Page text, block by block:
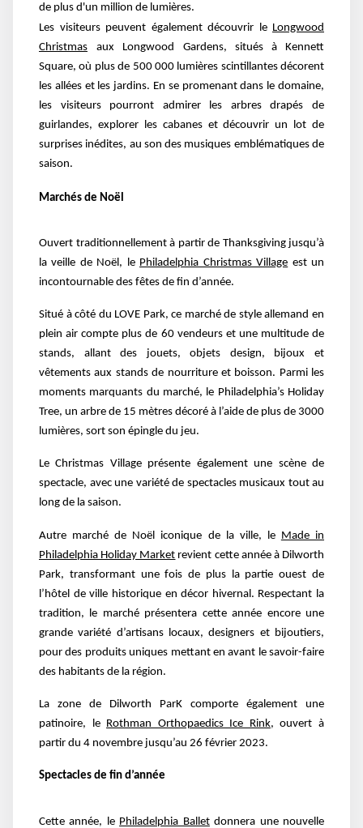
de plus d'un million de lumières.
Les visiteurs peuvent également découvrir le Longwood
Christmas
aux Longwood Gardens, situés à Kennett
Square, où plus de 500 000 lumières scintillantes décorent
les allées et les jardins. En se promenant dans le domaine,
les visiteurs pourront admirer les arbres drapés de
guirlandes, explorer les cabanes et découvrir un lot de
surprises inédites, au son des musiques emblématiques de
saison.
Marchés de Noël
Ouvert traditionnellement à partir de Thanksgiving jusqu’à
la veille de Noël, le Philadelphia Christmas Village est un
incontournable des fêtes de fin d’année.
Situé à côté du LOVE Park, ce marché de style allemand en
plein air compte plus de 60 vendeurs et une multitude de
stands, allant des jouets, objets design, bijoux et
vêtements aux stands de nourriture et boisson. Parmi les
moments marquants du marché, le Philadelphia’s Holiday
Tree, un arbre de 15 mètres décoré à l’aide de plus de 3000
lumières, sort son épingle du jeu.
Le Christmas Village présente également une scène de
spectacle, avec une variété de spectacles musicaux tout au
long de la saison.
Autre marché de Noël iconique de la ville, le Made in
Philadelphia Holiday Market revient cette année à Dilworth
Park, transformant une fois de plus la partie ouest de
l’hôtel de ville historique en décor hivernal. Respectant la
tradition, le marché présentera cette année encore une
grande variété d’artisans locaux, designers et bijoutiers,
pour des produits uniques mettant en avant le savoir-faire
des habitants de la région.
La zone de Dilworth ParK comporte également une
patinoire, le Rothman Orthopaedics Ice Rink, ouvert à
partir du 4 novembre jusqu’au 26 février 2023.
Spectacles de fin d’année
Cette année, le Philadelphia Ballet donnera une nouvelle